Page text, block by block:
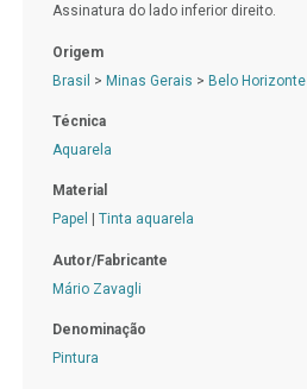
Assinatura do lado inferior direito.
Origem
Brasil > Minas Gerais > Belo Horizonte
Técnica
Aquarela
Material
Papel
Tinta aquarela
Autor/Fabricante
Mário Zavagli
Denominação
Pintura